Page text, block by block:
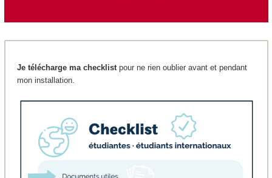
Je télécharge ma checklistpour ne rien oublier avant et pendant
mon installation.